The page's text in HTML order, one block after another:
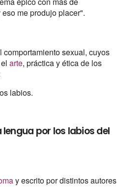
me produjo placer".
sexual, cuyos
elarte, práctica y ética de los
labios.
por los labios del
y escrito por distintos autores